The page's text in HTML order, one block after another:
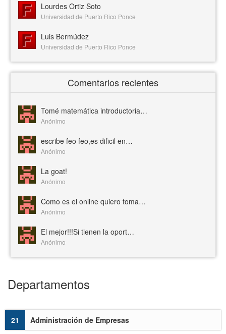
Lourdes Ortiz Soto
Universidad de Puerto Rico Ponce
Luis Bermúdez
Universidad de Puerto Rico Ponce
Comentarios recientes
Tomé matemática introductoria…
Anónimo
escribe feo feo,es dificil en…
Anónimo
La goat!
Anónimo
Como es el online quiero toma…
Anónimo
El mejor!!!Si tienen la oport…
Anónimo
Departamentos
21 Administración de Empresas